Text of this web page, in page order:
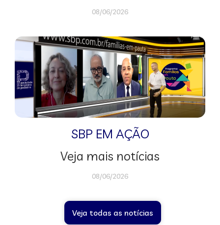
08/06/2026
SBP EM AÇÃO
Veja mais notícias
08/06/2026
Veja todas as notícias